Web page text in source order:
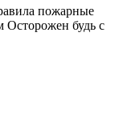
пожарные
Осторожен будь с